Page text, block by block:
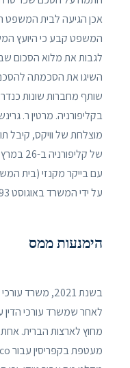
המשפט קבע כי היועץ
לגבות את מלוא הסכום
השיגו את הסכמתה להסכם
שותף מחברות שונות
בקליפורניה. מרטין ר.
מוצלחת של וויקס, קיבל
עם בייקר מקנזי (בית
על ידי המשרד באוגוסט 1993).
הימנעות ממס
לאחר שמשרד עורכי הדין
מחוץ לארצות הברית.